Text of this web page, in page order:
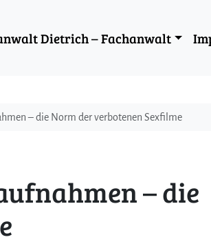
Dietrich – Fachanwalt
– die Norm der verbotenen Sexfilme
– die